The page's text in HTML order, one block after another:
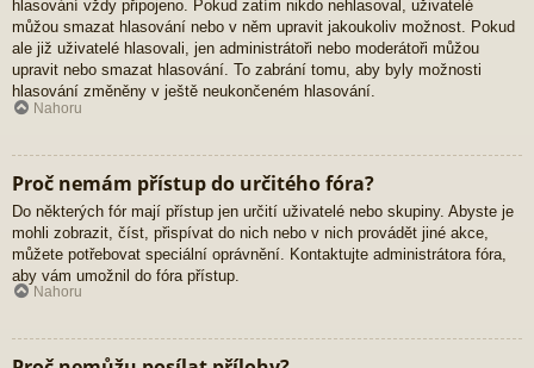
hlasování vždy připojeno. Pokud zatím nikdo nehlasoval, uživatelé
můžou smazat hlasování nebo v něm upravit jakoukoliv možnost. Pokud
ale již uživatelé hlasovali, jen administrátoři nebo moderátoři můžou
upravit nebo smazat hlasování. To zabrání tomu, aby byly možnosti
hlasování změněny v ještě neukončeném hlasování.
Nahoru
Proč nemám přístup do určitého fóra?
Do některých fór mají přístup jen určití uživatelé nebo skupiny. Abyste je
mohli zobrazit, číst, přispívat do nich nebo v nich provádět jiné akce,
můžete potřebovat speciální oprávnění. Kontaktujte administrátora fóra,
aby vám umožnil do fóra přístup.
Nahoru